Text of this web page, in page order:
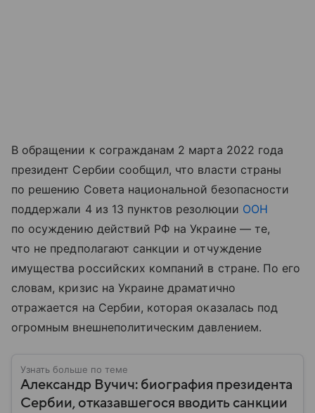
В обращении к согражданам 2 марта 2022 года
президент Сербии сообщил, что власти страны
по решению Совета национальной безопасности
поддержали 4 из 13 пунктов резолюции ООН
по осуждению действий РФ на Украине — те,
что не предполагают санкции и отчуждение
имущества российских компаний в стране. По его
словам, кризис на Украине драматично
отражается на Сербии, которая оказалась под
огромным внешнеполитическим давлением.
Узнать больше по теме
Александр Вучич: биография президента
Сербии, отказавшегося вводить санкции